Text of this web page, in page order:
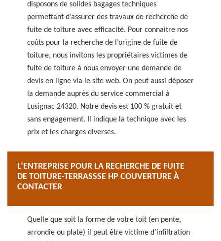
disposons de solides bagages techniques
permettant d’assurer des travaux de recherche de
fuite de toiture avec efficacité. Pour connaitre nos
coûts pour la recherche de l’origine de fuite de
toiture, nous invitons les propriétaires victimes de
fuite de toiture à nous envoyer une demande de
devis en ligne via le site web. On peut aussi déposer
la demande auprès du service commercial à
Lusignac 24320. Notre devis est 100 % gratuit et
sans engagement. Il indique la technique avec les
prix et les charges diverses.
L’ENTREPRISE POUR LA RECHERCHE DE FUITE
DE TOITURE-TERRASSSE HP COUVERTURE À
CONTACTER
Quelle que soit la forme de votre toit (en pente,
arrondie ou plate) il peut être victime d’infiltration